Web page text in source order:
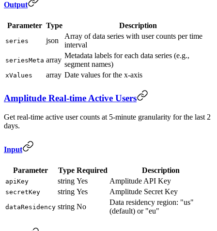
Output
Parameter Type Description
series json
Array of data series with user counts per time
interval
seriesMeta array
Metadata labels for each data series (e.g.,
segment names)
xValues array Date values for the x-axis
Amplitude Real-time Active Users
Get real-time active user counts at 5-minute granularity for the last 2
days.
Input
Parameter Type Required Description
apiKey string Yes Amplitude API Key
secretKey string Yes Amplitude Secret Key
dataResidency string No
Data residency region: "us"
(default) or "eu"